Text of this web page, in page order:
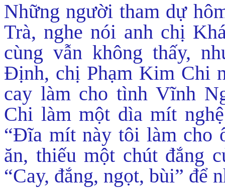
Những người tham dự
Trà, nghe nói anh chị
cùng vẫn không thấy,
Định, chị Phạm Kim Chi
cay làm cho tình Vĩnh
Chi làm một dìa mít
“Đĩa mít này tôi làm cho
ăn, thiếu một chút đắng
“Cay, đắng, ngọt, bùi” để